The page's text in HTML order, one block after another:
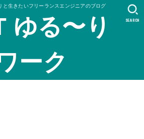
と生きたいフリーランスエンジニアのブログ
ゆる〜り
ーク
SEARCH